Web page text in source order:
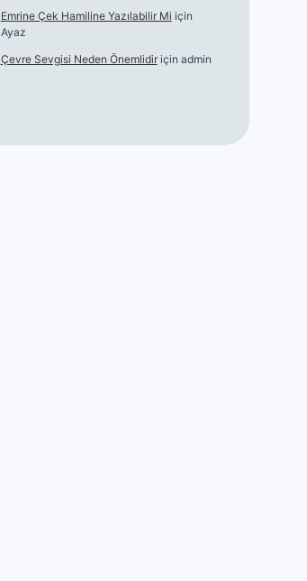
Emrine Çek Hamiline Yazılabilir Mi için
Ayaz
Çevre Sevgisi Neden Önemlidiriçin admin